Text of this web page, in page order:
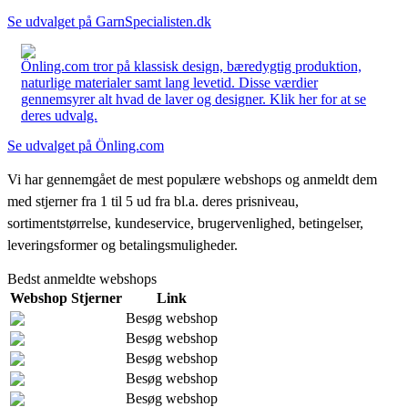
Se udvalget på GarnSpecialisten.dk
Önling.com tror på klassisk design, bæredygtig produktion,
naturlige materialer samt lang levetid. Disse værdier
gennemsyrer alt hvad de laver og designer. Klik her for at se
deres udvalg.
Se udvalget på Önling.com
Vi har gennemgået de mest populære webshops og anmeldt dem
med stjerner fra 1 til 5 ud fra bl.a. deres prisniveau,
sortimentstørrelse, kundeservice, brugervenlighed, betingelser,
leveringsformer og betalingsmuligheder.
Bedst anmeldte webshops
Webshop Stjerner
Link
Besøg webshop
Besøg webshop
Besøg webshop
Besøg webshop
Besøg webshop